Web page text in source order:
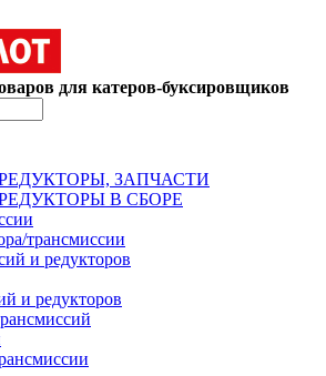
для катеров-буксировщиков
ЗАПЧАСТИ
В СБОРЕ
трансмиссии
и редукторов
и редукторов